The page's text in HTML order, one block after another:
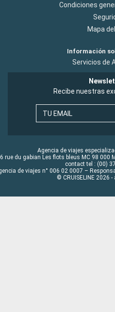
Condiciones
Mapa
Información
Servicios de
Recibe nuestras
TU EMAIL
Agencia de viajes
rue du gabian Les flots bleus MC 98 000
contact tel : (00)
de viajes n° 006 02 0007 –
© CRUISELINE 2026